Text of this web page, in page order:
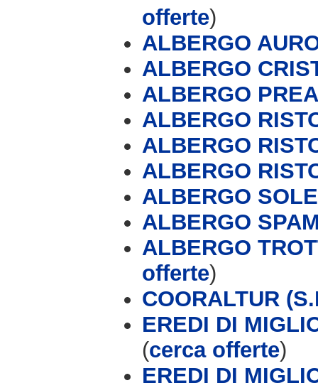
offerte)
ALBERGO
ALBERGO
ALBERGO
ALBERGO
ALBERGO
ALBERGO
ALBERGO SOLE
ALBERGO
ALBERGO
offerte)
COORALTUR
EREDI DI
(cerca offerte)
EREDI DI